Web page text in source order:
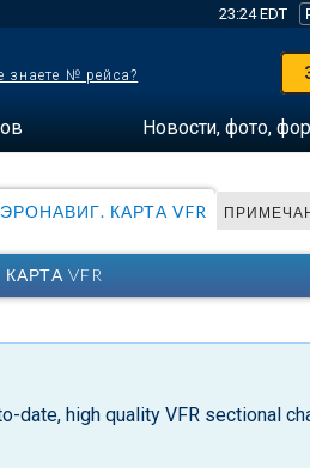
23:24 EDT
знаете № рейса?
Новости, фото,
КАРТА VFR
КАРТА VFR
date, high quality VFR sectional